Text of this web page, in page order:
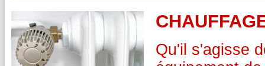
Qu'il s'agisse